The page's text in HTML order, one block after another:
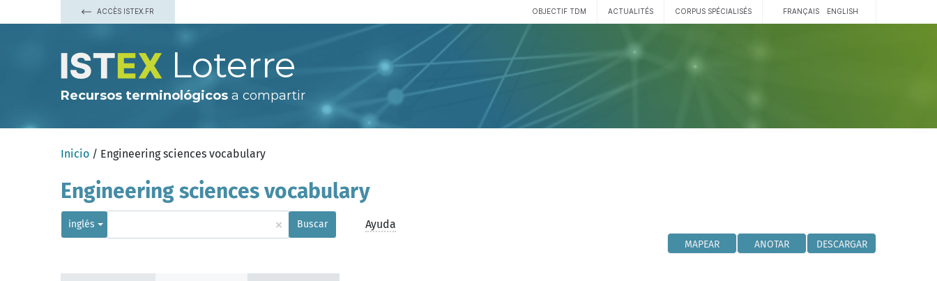
ACCÈS ISTEX.FR OBJECTIF TDM ACTUALITÉS CORPUS SPÉCIALISÉS FRANÇAIS ENGLISH
Loterre
Recursos terminológicos a compartir
Inicio / Engineering sciences vocabulary
Engineering sciences vocabulary
inglés × Buscar Ayuda
MAPEAR ANOTAR DESCARGAR